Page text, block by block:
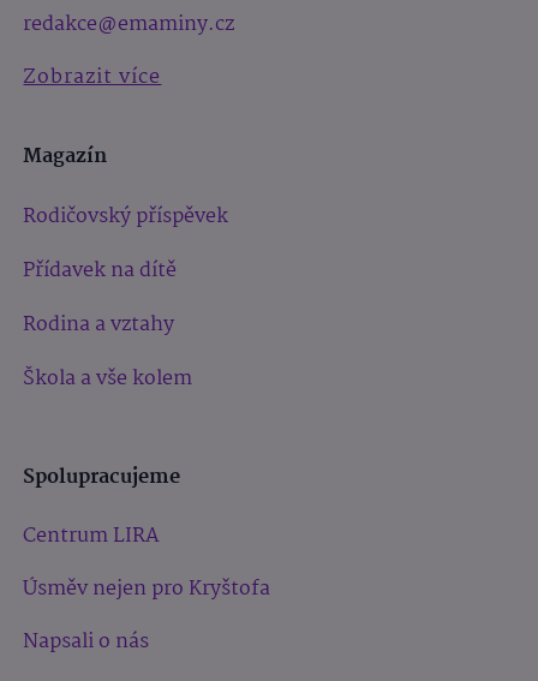
redakce@emaminy.cz
Zobrazit více
Magazín
Rodičovský příspěvek
Přídavek na dítě
Rodina a vztahy
Škola a vše kolem
Spolupracujeme
Centrum LIRA
Úsměv nejen pro Kryštofa
Napsali o nás